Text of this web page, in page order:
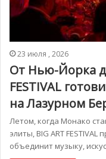
23 июля , 2026
От Нью-Йорка
FESTIVAL
на Лазурном
Летом, когда Монако
элиты, BIG ART
объединит музыку,